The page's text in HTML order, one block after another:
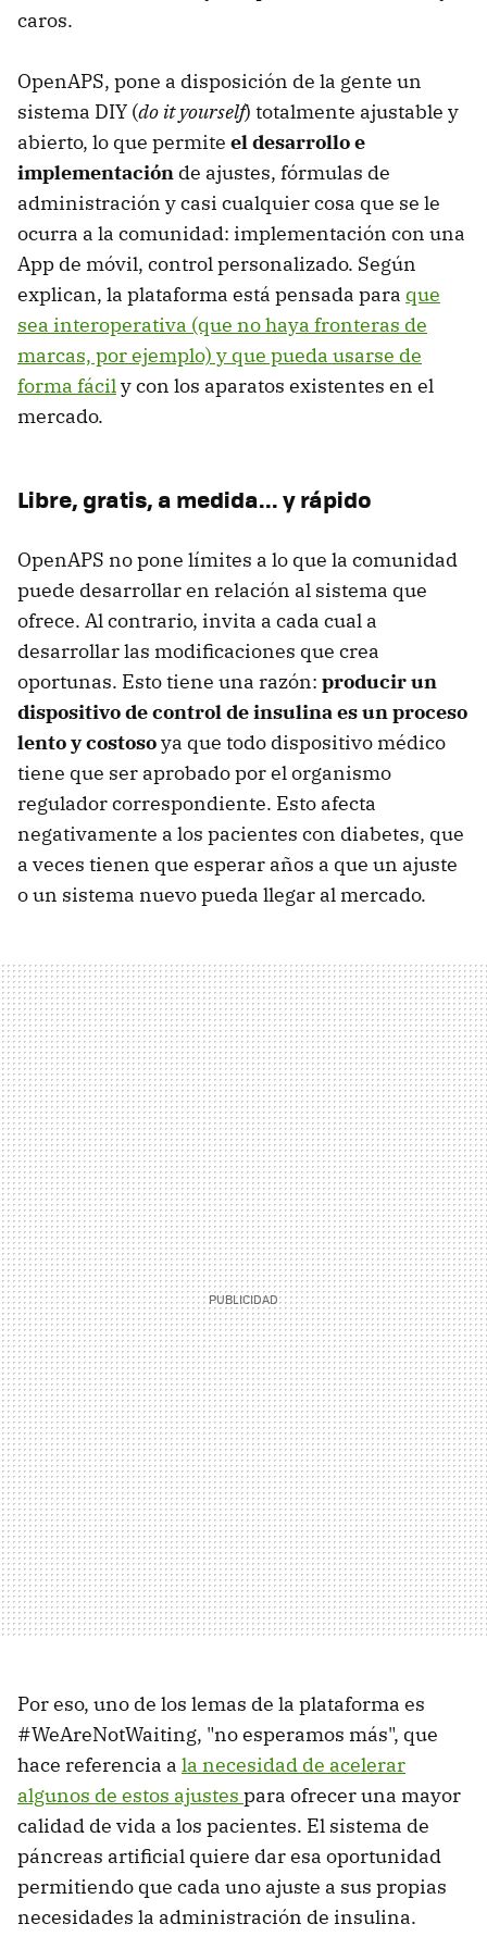
caros.
OpenAPS, pone a disposición de la gente un
sistema DIY (do it yourself) totalmente ajustable y
abierto, lo que permite el desarrollo e
implementación de ajustes, fórmulas de
administración y casi cualquier cosa que se le
ocurra a la comunidad: implementación con una
App de móvil, control personalizado. Según
explican, la plataforma está pensada para que
sea interoperativa (que no haya fronteras de
marcas, por ejemplo) y que pueda usarse de
forma fácily con los aparatos existentes en el
mercado.
Libre, gratis, a medida... y rápido
OpenAPS no pone límites a lo que la comunidad
puede desarrollar en relación al sistema que
ofrece. Al contrario, invita a cada cual a
desarrollar las modificaciones que crea
oportunas. Esto tiene una razón: producir un
dispositivo de control de insulina es un proceso
lento y costosoya que todo dispositivo médico
tiene que ser aprobado por el organismo
regulador correspondiente. Esto afecta
negativamente a los pacientes con diabetes, que
a veces tienen que esperar años a que un ajuste
o un sistema nuevo pueda llegar al mercado.
Por eso, uno de los lemas de la plataforma es
#WeAreNotWaiting, "no esperamos más", que
hace referencia a la necesidad de acelerar
algunos de estos ajustes para ofrecer una mayor
calidad de vida a los pacientes. El sistema de
páncreas artificial quiere dar esa oportunidad
permitiendo que cada uno ajuste a sus propias
necesidades la administración de insulina.